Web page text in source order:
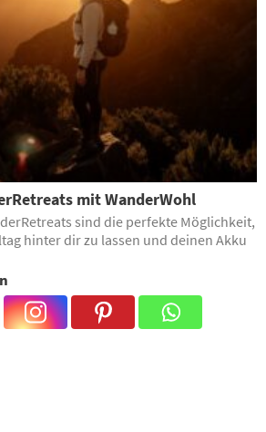
mit WanderWohl
sind die perfekte Möglichkeit,
hinter dir zu lassen und deinen Akku